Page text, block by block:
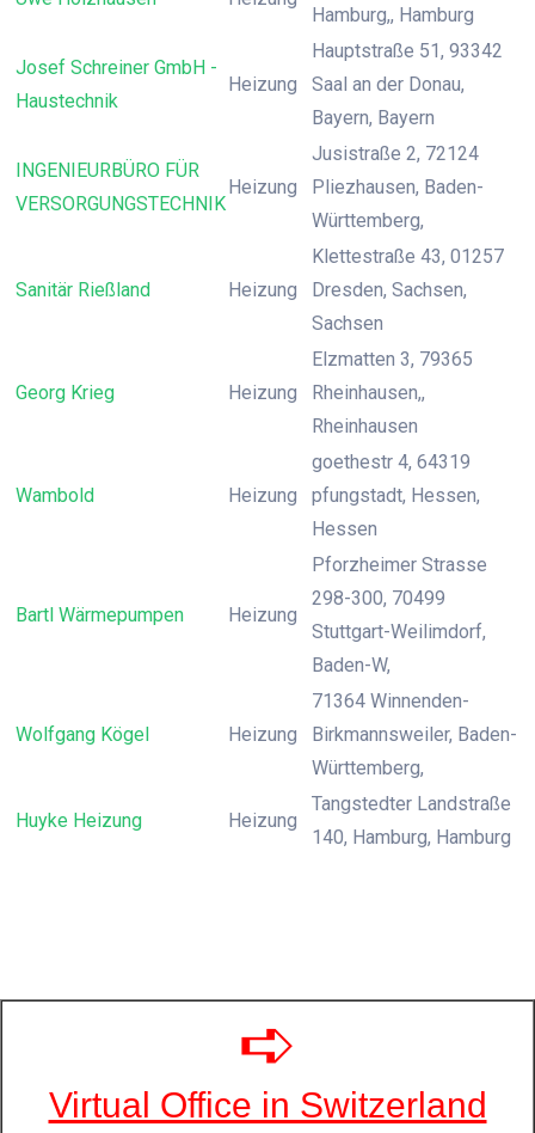
Hamburg,, Hamburg
Josef Schreiner GmbH -
Haustechnik
Heizung
Hauptstraße 51, 93342
Saal an der Donau,
Bayern, Bayern
INGENIEURBÜRO FÜR
VERSORGUNGSTECHNIK
Heizung
Jusistraße 2, 72124
Pliezhausen, Baden-
Württemberg,
Sanitär Rießland Heizung
Klettestraße 43, 01257
Dresden, Sachsen,
Sachsen
Georg Krieg Heizung
Elzmatten 3, 79365
Rheinhausen,,
Rheinhausen
Wambold Heizung
goethestr 4, 64319
pfungstadt, Hessen,
Hessen
Bartl Wärmepumpen Heizung
Pforzheimer Strasse
298-300, 70499
Stuttgart-Weilimdorf,
Baden-W,
Wolfgang Kögel Heizung
71364 Winnenden-
Birkmannsweiler, Baden-
Württemberg,
Huyke Heizung Heizung
Tangstedter Landstraße
140, Hamburg, Hamburg